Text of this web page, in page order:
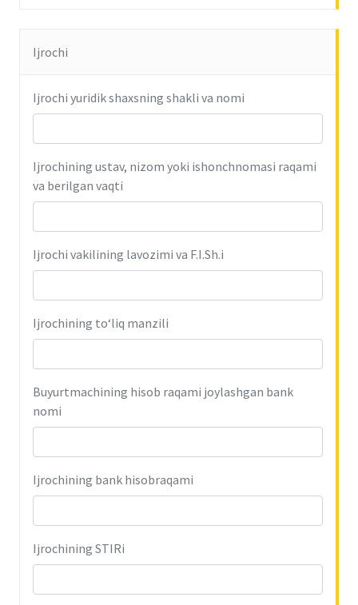
Ijrochi
Ijrochi yuridik shaxsning shakli va nomi
Ijrochining ustav, nizom yoki ishonchnomasi raqami
va berilgan vaqti
Ijrochi vakilining lavozimi va F.I.Sh.i
Ijrochining to‘liq manzili
Buyurtmachining hisob raqami joylashgan bank
nomi
Ijrochining bank hisobraqami
Ijrochining STIRi